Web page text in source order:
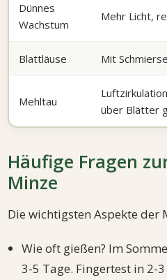
Dünnes
Wachstum
Mehr Licht,
Blattläuse Mit
Mehltau
über Blätter
Häufige Fragen
Minze
Die wichtigsten Aspekte
Wie oft gießen? Im
3-5 Tage. Fingertest in 2-